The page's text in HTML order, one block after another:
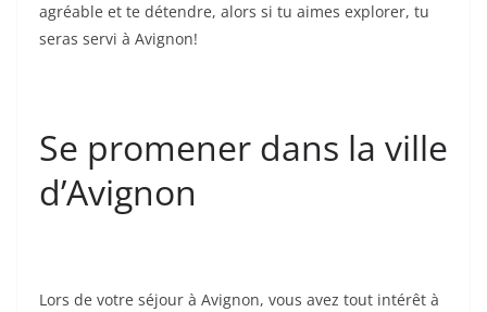
agréable et te détendre, alors si tu aimes explorer, tu
seras servi à Avignon!
Se promener dans la ville
d’Avignon
Lors de votre séjour à Avignon, vous avez tout intérêt à